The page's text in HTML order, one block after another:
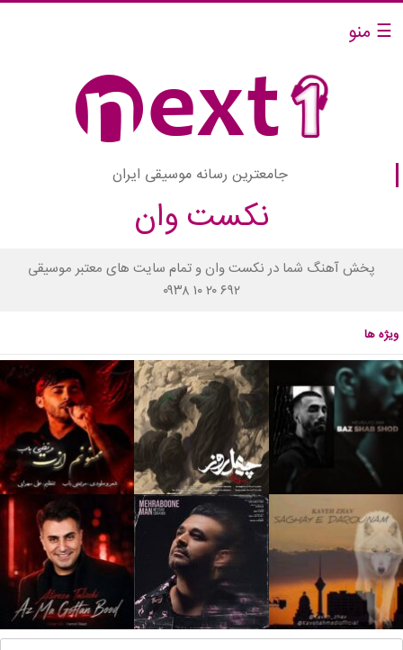
☰ منو
جامعترین رسانه موسیقی ایران
نکست وان
پخش آهنگ شما در نکست وان و تمام سایت های معتبر موسیقی
۰۹۳۸ ۱۰ ۲۰ ۶۹۲
ویژه ها